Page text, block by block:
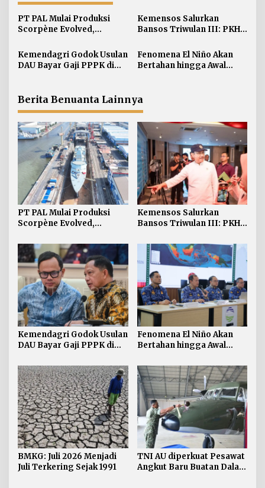
a
s
i
o
PT PAL Mulai Produksi
Scorpène Evolved,
Prancis
Kemensos Salurkan
Bansos Triwulan III: PKH 7
Kemendagri Godok Usulan
DAU Bayar Gaji PPPK di
Fenomena El Niño Akan
Bertahan hingga Awal
Berita Benuanta Lainnya
PT PAL Mulai Produksi
Scorpène Evolved,
Prancis
Kemensos Salurkan
Bansos Triwulan III: PKH 7
Kemendagri Godok Usulan
DAU Bayar Gaji PPPK di
Fenomena El Niño Akan
Bertahan hingga Awal
2027
BMKG: Juli 2026 Menjadi
Juli Terkering Sejak 1991
TNI AU diperkuat Pesawat
Angkut Baru Buatan Dalam